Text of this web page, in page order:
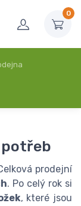
0
prodejní
. Po celý rok si
, které jsou